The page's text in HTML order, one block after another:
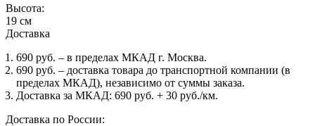
Высота:
19 см
Доставка
690 руб. – в пределах МКАД г. Москва.
690 руб. – доставка товара до транспортной компании (в
пределах МКАД), независимо от суммы заказа.
Доставка за МКАД: 690 руб. + 30 руб./км.
Доставка по России: